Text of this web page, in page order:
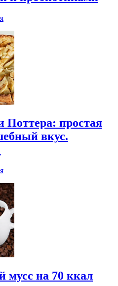
Поттера: простая
вкус.
мусс на 70 ккал